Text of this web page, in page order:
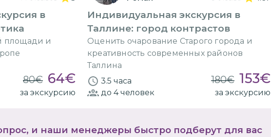
в
площади и
80€ 64€
за экскурсию
Индивидуальная экскурсия в
Таллине: город контрастов
Оценить очарование Старого города и
креативность современных районов
Таллина
3.5 часа
180€ 153€
до 4человек за экскурсию
и наши менеджеры быстро подберут для вас